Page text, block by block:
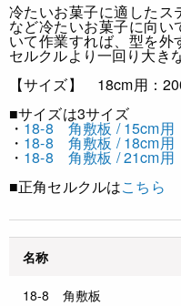
冷たいお菓子に適したス
など冷たいお菓子に向
いて作業すれば、型を
セルクルより一回り大き
【サイズ】 18cm用：
■サイズは3サイズ
・18-8 角敷板 / 15cm用
・ 18-8 角敷板 / 18cm用
・ 18-8 角敷板 / 21cm用
■正角セルクルはこちら
名称
18-8 角敷板